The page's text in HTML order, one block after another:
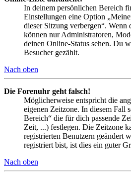
In deinem persönlichen Bereich
Einstellungen eine Option
dieser Sitzung verbergen“. Wenn
können nur Administratoren,
deinen Online-Status sehen. Du
Besucher gezählt.
Nach oben
Die Forenuhr geht falsch!
Möglicherweise entspricht die
eigenen Zeitzone. In diesem Fall
Bereich“ die für dich passende
Zeit, ...) festlegen. Die Zeitzone
registrierten Benutzern geändert
registriert bist, ist dies ein guter
Nach oben